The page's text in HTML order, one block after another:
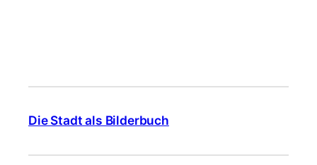
Die Stadt als Bilderbuch